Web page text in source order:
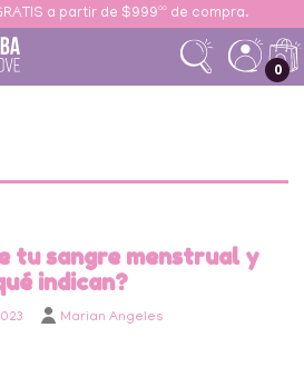
a partir de $999ºº de compra.
0
tu sangre menstrual y
indican?
Marian Angeles